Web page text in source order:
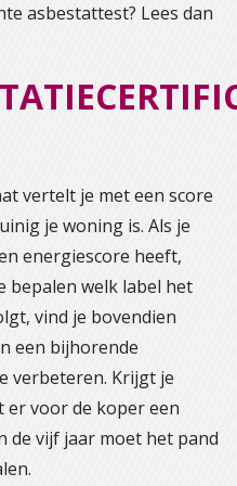
asbestattest? Lees dan
vertelt je met een score
je woning is. Als je
energiescore heeft,
bepalen welk label het
vind je bovendien
een bijhorende
verbeteren. Krijgt je
er voor de koper een
de vijf jaar moet het pand